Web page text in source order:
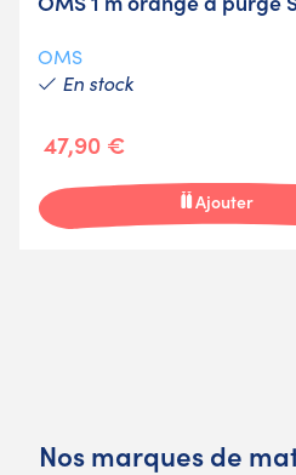
OMS
En stock
47,90 €
Ajouter
Nos marques de